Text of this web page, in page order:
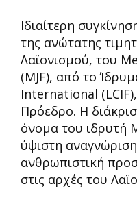
Ιδιαίτερη
της ανώτατης
Λαϊονισμού, του
(MJF), από το
International
Πρόεδρο. Η
όνομα του ιδρυτή
ύψιστη αναγνώριση
ανθρωπιστική
στις αρχές του